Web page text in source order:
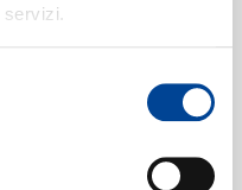
servizi.